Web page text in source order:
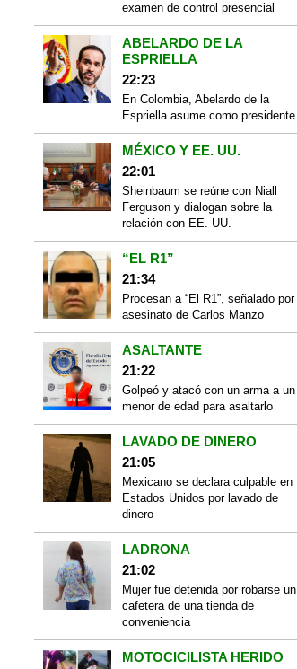
examen de control presencial
ABELARDO DE LA
ESPRIELLA
22:23
En Colombia, Abelardo de la
Espriella asume como presidente
MÉXICO Y EE. UU.
22:01
Sheinbaum se reúne con Niall
Ferguson y dialogan sobre la
relación con EE. UU.
“EL R1”
21:34
Procesan a “El R1”, señalado por
asesinato de Carlos Manzo
ASALTANTE
21:22
Golpeó y atacó con un arma a un
menor de edad para asaltarlo
LAVADO DE DINERO
21:05
Mexicano se declara culpable en
Estados Unidos por lavado de
dinero
LADRONA
21:02
Mujer fue detenida por robarse un
cafetera de una tienda de
conveniencia
MOTOCICILISTA HERIDO